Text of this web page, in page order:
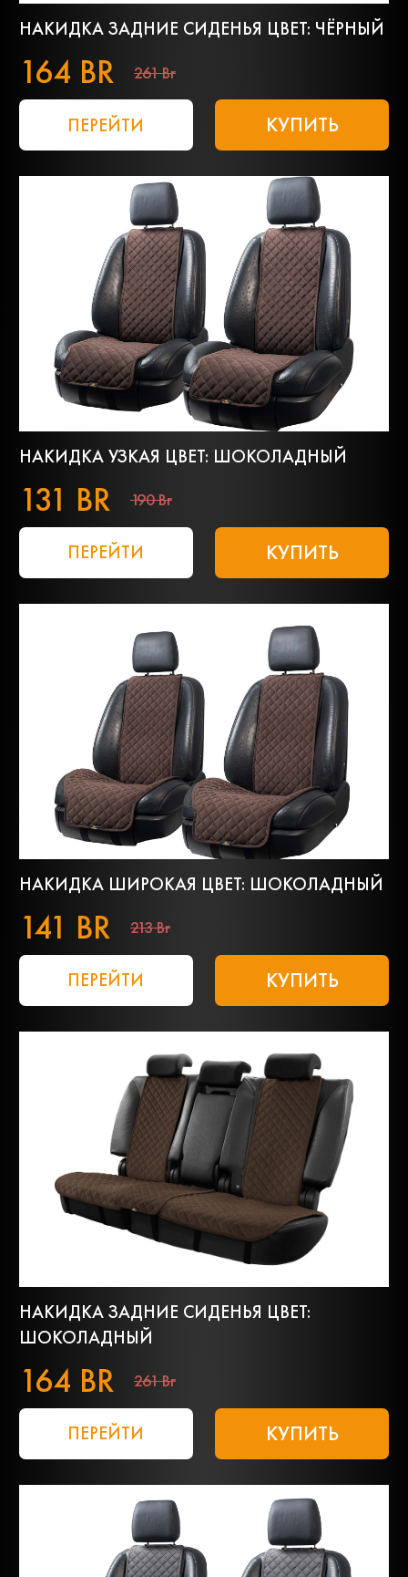
НАКИДКА ЗАДНИЕ СИДЕНЬЯ ЦВЕТ: ЧЁРНЫЙ
164 BR 261 Br
ПЕРЕЙТИ КУПИТЬ
НАКИДКА УЗКАЯ ЦВЕТ: ШОКОЛАДНЫЙ
131 BR 190 Br
ПЕРЕЙТИ КУПИТЬ
НАКИДКА ШИРОКАЯ ЦВЕТ: ШОКОЛАДНЫЙ
141 BR 213 Br
ПЕРЕЙТИ КУПИТЬ
НАКИДКА ЗАДНИЕ СИДЕНЬЯ ЦВЕТ:
ШОКОЛАДНЫЙ
164 BR 261 Br
ПЕРЕЙТИ КУПИТЬ